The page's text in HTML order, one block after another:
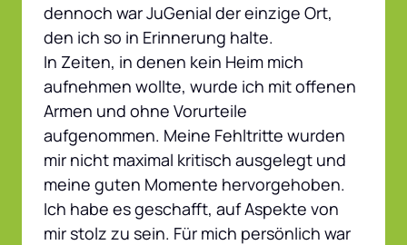
dennoch war JuGenial der einzige Ort,
den ich so in Erinnerung halte.
In Zeiten, in denen kein Heim mich
aufnehmen wollte, wurde ich mit offenen
Armen und ohne Vorurteile
aufgenommen. Meine Fehltritte wurden
mir nicht maximal kritisch ausgelegt und
meine guten Momente hervorgehoben.
Ich habe es geschafft, auf Aspekte von
mir stolz zu sein. Für mich persönlich war